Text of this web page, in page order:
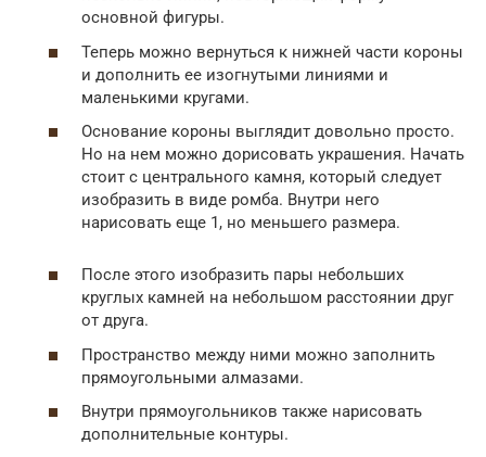
основной фигуры.
Теперь можно вернуться к нижней части короны
и дополнить ее изогнутыми линиями и
маленькими кругами.
Основание короны выглядит довольно просто.
Но на нем можно дорисовать украшения. Начать
стоит с центрального камня, который следует
изобразить в виде ромба. Внутри него
нарисовать еще 1, но меньшего размера.
После этого изобразить пары небольших
круглых камней на небольшом расстоянии друг
от друга.
Пространство между ними можно заполнить
прямоугольными алмазами.
Внутри прямоугольников также нарисовать
дополнительные контуры.